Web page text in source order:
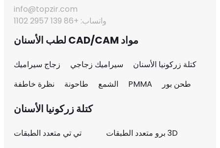
info@topzir.com
واتساب: +86 139 2957 1102
مواد CAD/CAM لطب الأسنان
كتلة زركونيا الأسنان سيراميك زجاجي
زجاج سيراميك
طحن بور
PMMA الشمع طاحونة نظرة خاطفة
كتلة زركونيا الأسنان
3D برو متعدد الطبقات
تي تي متعدد الطبقات